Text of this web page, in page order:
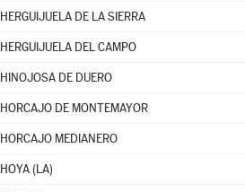
HERGUIJUELA DE LA SIERRA
HERGUIJUELA DEL CAMPO
HINOJOSA DE DUERO
HORCAJO DE MONTEMAYOR
HORCAJO MEDIANERO
HOYA (LA)